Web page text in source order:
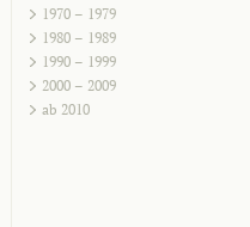
1970 – 1979
1980 – 1989
1990 – 1999
2000 – 2009
ab 2010